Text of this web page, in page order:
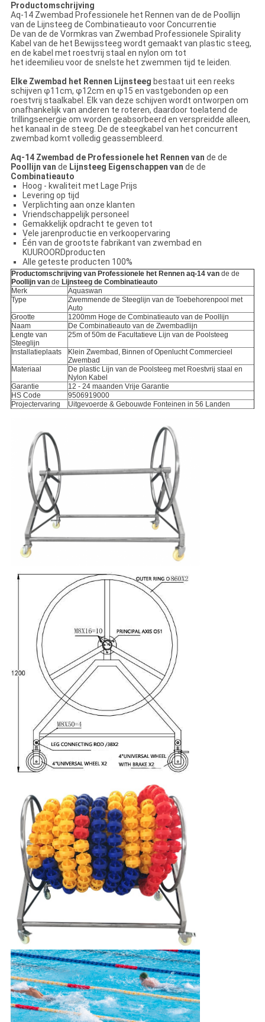
Productomschrijving
Aq-14 Zwembad Professionele het Rennen van de de Poollijn
van de Lijnsteeg de Combinatieauto voor Concurrentie
De van de de Vormkras van Zwembad Professionele Spirality
Kabel van de het Bewijssteeg wordt gemaakt van plastic steeg,
en de kabel met roestvrij staal en nylon om tot
het ideemilieu voor de snelste het zwemmen tijd te leiden.
Elke Zwembad het Rennen Lijnsteeg bestaat uit een reeks
schijven φ11cm, φ12cm en φ15 en vastgebonden op een
roestvrij staalkabel. Elk van deze schijven wordt ontworpen om
onafhankelijk van anderen te roteren, daardoor toelatend de
trillingsenergie om worden geabsorbeerd en verspreidde alleen,
het kanaal in de steeg. De de steegkabel van het concurrent
zwembad komt volledig geassembleerd.
Aq-14 Zwembad de Professionele het Rennen van de de
Poollijn van de Lijnsteeg Eigenschappen van de de
Combinatieauto
Hoog - kwaliteit met Lage Prijs
Levering op tijd
Verplichting aan onze klanten
Vriendschappelijk personeel
Gemakkelijk opdracht te geven tot
Vele jarenproductie en verkoopervaring
Één van de grootste fabrikant van zwembad en
KUUROORDproducten
Alle geteste producten 100%
Productomschrijving van Professionele het Rennen aq-14 vande de
Poollijn vande Lijnsteeg de Combinatieauto
Merk
Aquaswan
Type
Zwemmende de Steeglijn van de Toebehorenpool met
Auto
Grootte
1200mm Hoge de Combinatieauto van de Poollijn
Naam
De Combinatieauto van de Zwembadlijn
Lengte van
Steeglijn
25m of 50m de Facultatieve Lijn van de Poolsteeg
Installatieplaats
Klein Zwembad, Binnen of Openlucht Commercieel
Zwembad
Materiaal
De plastic Lijn van de Poolsteeg met Roestvrij staal en
Nylon Kabel
Garantie
12 - 24 maanden Vrije Garantie
HS Code
9506919000
Projectervaring
Uitgevoerde & Gebouwde Fonteinen in 56 Landen